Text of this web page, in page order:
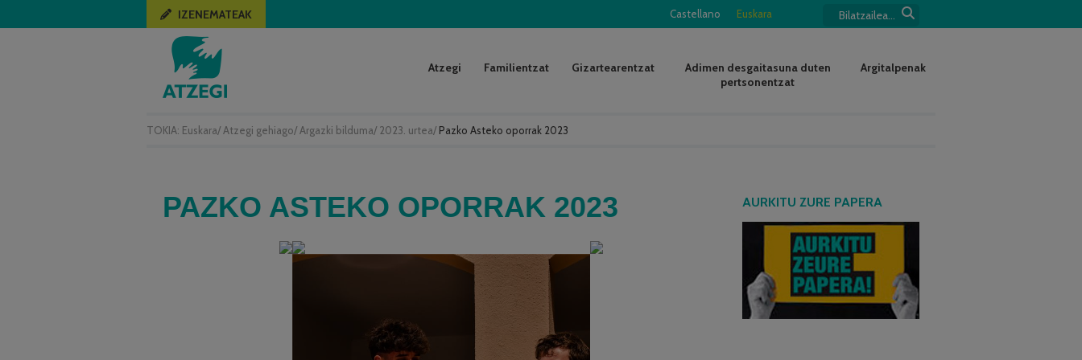
TOKIA: Euskara/ Atzegi gehiago/ Argazki bilduma/ 2023. urtea/ Pazko Asteko oporrak 2023
Castellano Euskara
IZENEMATEAK
Atzegi Familientzat Gizartearentzat
Adimen desgaitasuna duten
pertsonentzat
Argitalpenak
PAZKO ASTEKO OPORRAK 2023 AURKITU ZURE PAPERA